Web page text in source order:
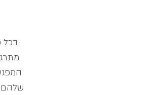
בכל
שלהם